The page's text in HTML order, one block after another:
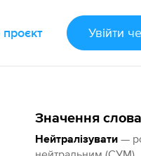
Увійти
Значення слова
Нейтралізувати —